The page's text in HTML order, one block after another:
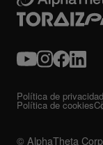
© AlphaTheta
Política de privacidad
Política de cookies